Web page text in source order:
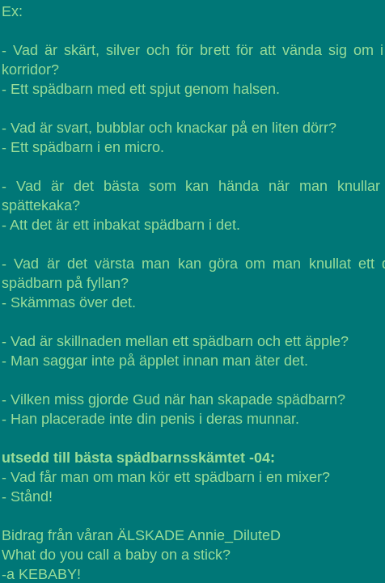
Ex:
- Vad är skärt, silver och för brett för att vända sig om
korridor?
- Ett spädbarn med ett spjut genom halsen.
- Vad är svart, bubblar och knackar på en liten dörr?
- Ett spädbarn i en micro.
- Vad är det bästa som kan hända när man
spättekaka?
- Att det är ett inbakat spädbarn i det.
- Vad är det värsta man kan göra om man knullat ett
spädbarn på fyllan?
- Skämmas över det.
- Vad är skillnaden mellan ett spädbarn och ett äpple?
- Man saggar inte på äpplet innan man äter det.
- Vilken miss gjorde Gud när han skapade spädbarn?
- Han placerade inte din penis i deras munnar.
utsedd till bästa spädbarnsskämtet -04:
- Vad får man om man kör ett spädbarn i en mixer?
- Stånd!
Bidrag från våran ÄLSKADE Annie_DiluteD
What do you call a baby on a stick?
-a KEBABY!